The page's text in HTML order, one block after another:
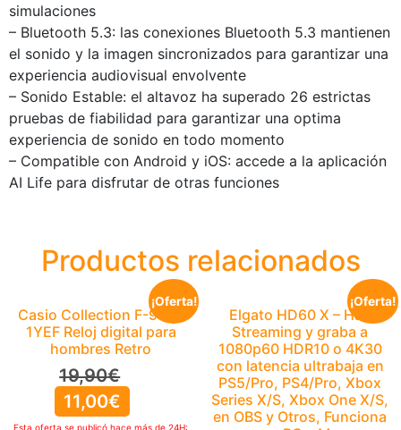
simulaciones
– Bluetooth 5.3: las conexiones Bluetooth 5.3 mantienen
el sonido y la imagen sincronizados para garantizar una
experiencia audiovisual envolvente
– Sonido Estable: el altavoz ha superado 26 estrictas
pruebas de fiabilidad para garantizar una optima
experiencia de sonido en todo momento
– Compatible con Android y iOS: accede a la aplicación
AI Life para disfrutar de otras funciones
Productos relacionados
¡Oferta!
Casio Collection F-91W-
1YEF Reloj digital para
hombres Retro
19,90€
11,00€
Esta oferta se publicó hace más de 24H:
¡Oferta!
Elgato HD60 X – Haz
Streaming y graba a
1080p60 HDR10 o 4K30
con latencia ultrabaja en
PS5/Pro, PS4/Pro, Xbox
Series X/S, Xbox One X/S,
en OBS y Otros, Funciona